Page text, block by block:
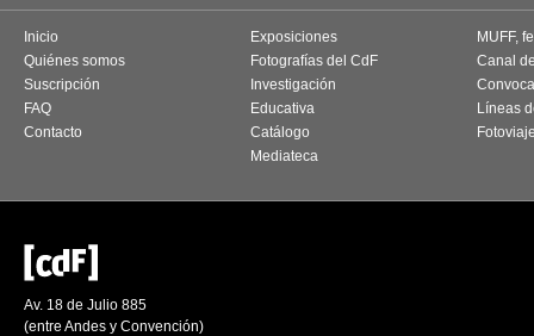
Inicio
Quiénes somos
Suscripción
FAQ
Contacto
Exposiciones
Fotografías del CdF
Investigación
Educativa
Catálogo
Mediateca
MUFF,
Canal
Líneas
Av. 18 de Julio 885
(entre Andes y Convención)